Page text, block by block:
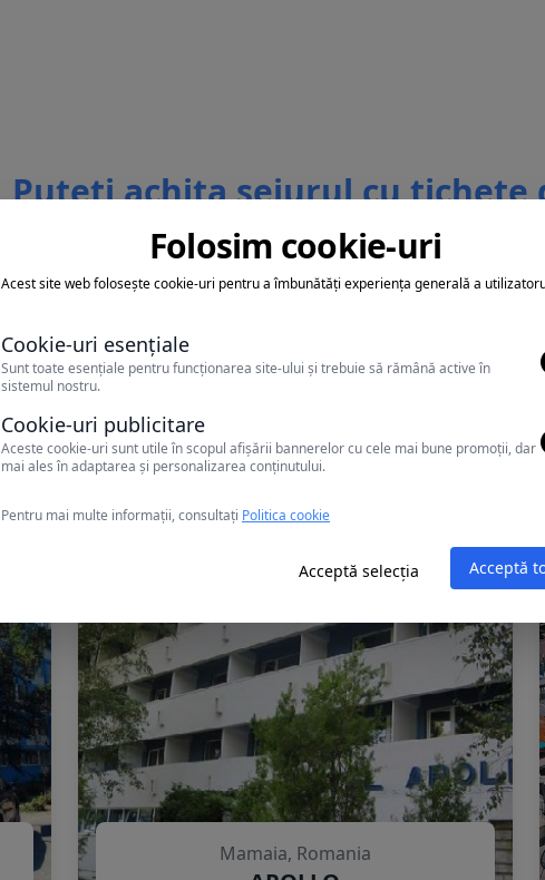
Puteti achita sejurul cu tichete
vacanta
Alte oferte în Mamaia
Mamaia, Romania
Folosim cookie-uri
Acest site web folosește cookie-uri pentru a îmbunătăți experiența generală a
Cookie-uri esențiale
Sunt toate esențiale pentru funcționarea site-ului și trebuie să rămână active în
sistemul nostru.
Cookie-uri publicitare
Aceste cookie-uri sunt utile în scopul afișării bannerelor cu cele mai bune promoții, dar
mai ales în adaptarea și personalizarea conținutului.
Pentru mai multe informații, consultați Politica cookie
Acceptă selecția Acceptă